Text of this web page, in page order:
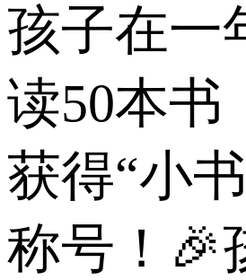
孩子在一
读50本书
获得“小
称号！🎉